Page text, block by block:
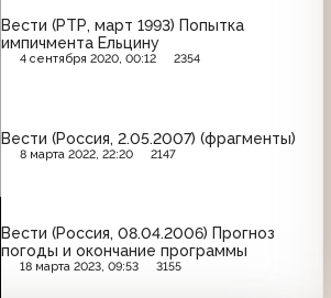
Вести (РТР, март 1993) Попытка
импичмента Ельцину
4 сентября 2020, 00:12 2354
Вести (Россия, 2.05.2007) (фрагменты)
8 марта 2022, 22:20 2147
Вести (Россия, 08.04.2006) Прогноз
погоды и окончание программы
18 марта 2023, 09:53 3155